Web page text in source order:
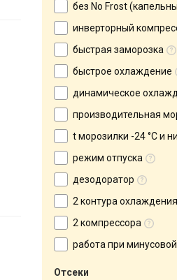
без No Frost
инверторный
быстрая заморозка
быстрое охлаждение
динамическое
производительная
t морозилки -24 °C и
режим отпуска
дезодоратор
2 контура охлаждения
2 компрессора
работа при минусовой
Отсеки